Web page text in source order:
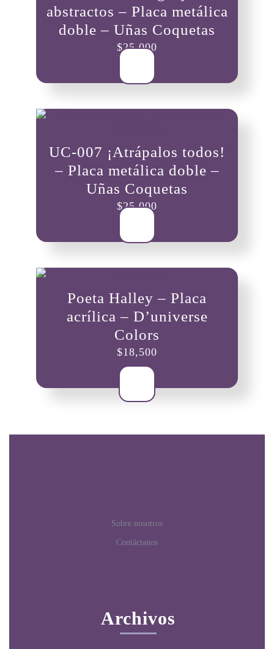
abstractos – Placa metálica
doble – Uñas Coquetas
$25,000
UC-007 ¡Atrápalos todos!
– Placa metálica doble –
Uñas Coquetas
$25,000
Poeta Halley – Placa
acrílica – D’universe
Colors
$18,500
Sobre nosotros
Contáctanos
Archivos